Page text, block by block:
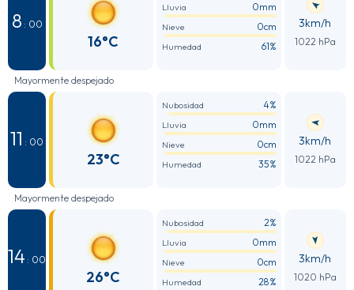
8 : 00
16°C
Lluvia 0mm
Nieve 0cm
Humedad 61%
3km/h
1022 hPa
Mayormente despejado
11 : 00
23°C
Nubosidad 4%
Lluvia 0mm
Nieve 0cm
Humedad 35%
3km/h
1022 hPa
Mayormente despejado
14 : 00
26°C
Nubosidad 2%
Lluvia 0mm
Nieve 0cm
Humedad 28%
3km/h
1020 hPa